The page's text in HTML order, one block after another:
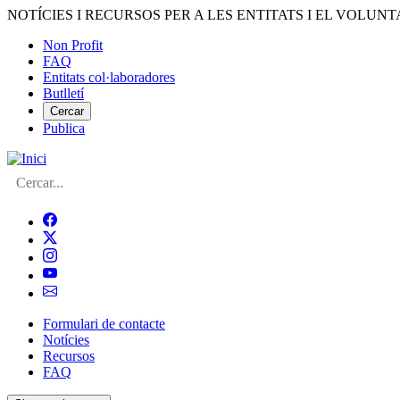
Vés
contingut
NOTÍCIES I RECURSOS PER A LES ENTITATS I EL
Menú
del
compte
d'usuari
Non Profit
FAQ
Entitats col·laboradores
Butlletí
Cercar
Publica
Cerca
Navegació
principal
de
Formulari de contacte
Notícies
Recursos
FAQ